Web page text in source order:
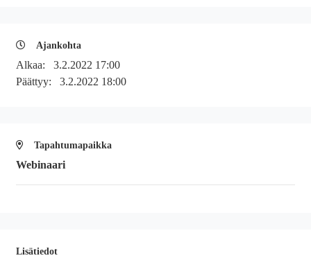
Ajankohta
Alkaa: 3.2.2022 17:00
Päättyy: 3.2.2022 18:00
Tapahtumapaikka
Webinaari
Lisätiedot